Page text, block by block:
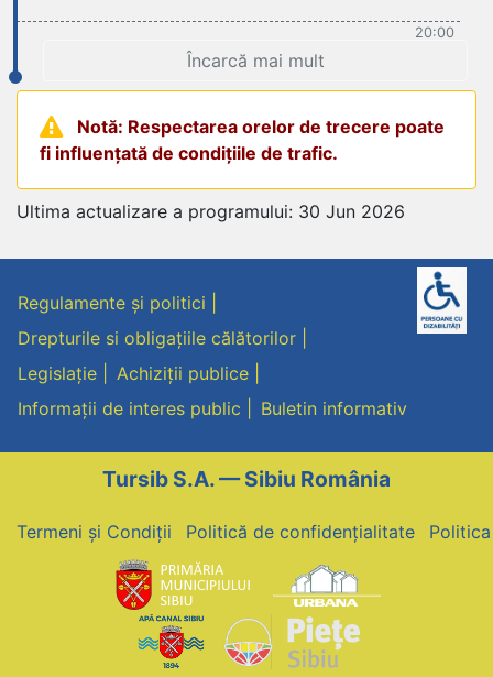
20:00
Încarcă mai mult
Notă: Respectarea orelor de trecere poate
fi influențată de condițiile de trafic.
Ultima actualizare a programului: 30 Jun 2026
Regulamente și politici
Drepturile si obligațiile călătorilor
Legislație
Achiziții publice
Informații de interes public
Buletin informativ
Tursib S.A. — Sibiu România
Termeni și Condiții Politică de confidențialitate